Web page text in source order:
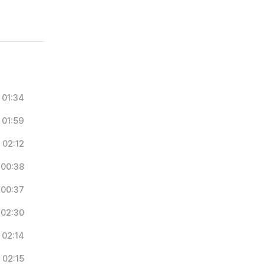
01:34
01:59
02:12
00:38
00:37
02:30
02:14
02:15